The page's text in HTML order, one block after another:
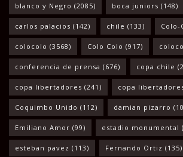
blanco y Negro (2085) boca juniors (148)
carlos palacios (142) chile (133) Colo-
colocolo (3568) Colo Colo (917)
conferencia de prensa (676) copa chile
copa libertadores (241) copa
Coquimbo Unido (112) damian pizarro
Emiliano Amor (99) estadio monumental
esteban pavez (113) Fernando Ortiz (135)